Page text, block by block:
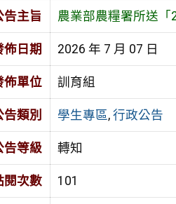
告主旨 農業部農糧署所送
佈日期 2026 年 7 月 07 日
佈單位 訓育組
告類別 學生專區, 行政公告
告等級 轉知
閱次數 101